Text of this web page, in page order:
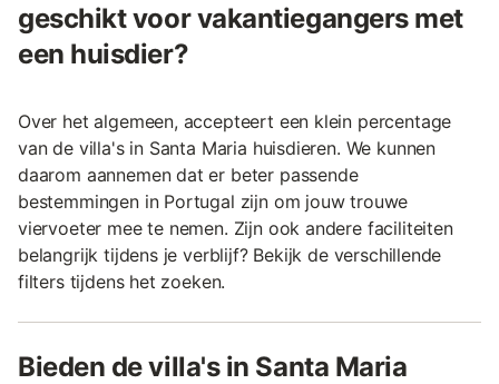
geschikt voor vakantiegangers met
een huisdier?
Over het algemeen, accepteert een klein percentage
van de villa's in Santa Maria huisdieren. We kunnen
daarom aannemen dat er beter passende
bestemmingen in Portugal zijn om jouw trouwe
viervoeter mee te nemen. Zijn ook andere faciliteiten
belangrijk tijdens je verblijf? Bekijk de verschillende
filters tijdens het zoeken.
Bieden de villa's in Santa Maria